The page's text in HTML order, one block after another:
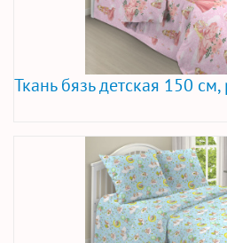
Ткань бязь детская 150 см,